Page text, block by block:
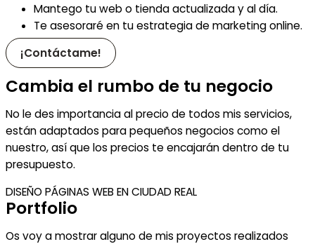
Mantego tu web o tienda actualizada y al día.
Te asesoraré en tu estrategia de marketing online.
¡Contáctame!
Cambia el rumbo de tu negocio
No le des importancia al precio de todos mis servicios,
están adaptados para pequeños negocios como el
nuestro, así que los precios te encajarán dentro de tu
presupuesto.
DISEÑO PÁGINAS WEB EN CIUDAD REAL
Portfolio
Os voy a mostrar alguno de mis proyectos realizados